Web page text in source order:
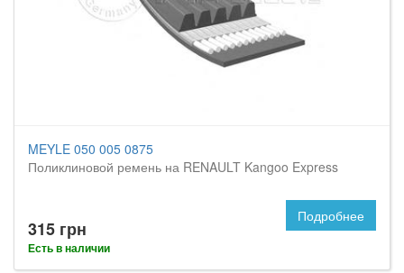
MEYLE 050 005 0875
Поликлиновой ремень на RENAULT Kangoo Express
315 грн
Есть в наличии
Подробнее